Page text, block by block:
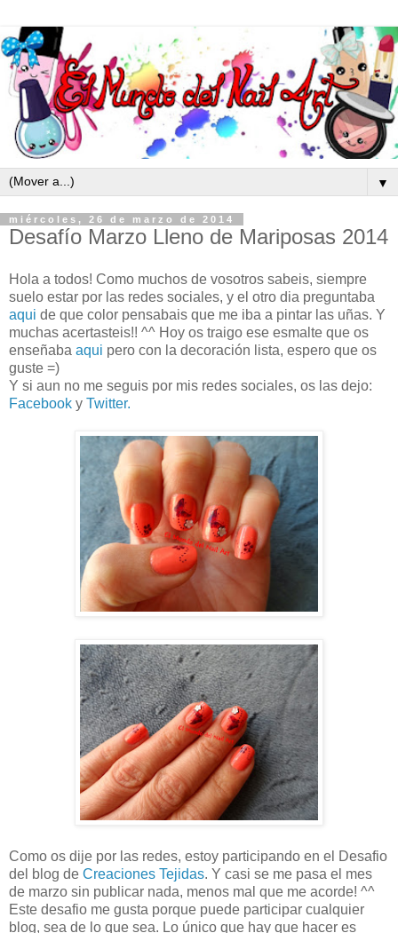
▼
miércoles, 26 de marzo de 2014
Desafío Marzo Lleno de Mariposas 2014
Hola a todos! Como muchos de vosotros sabeis, siempre
suelo estar por las redes sociales, y el otro dia preguntaba
aqui de que color pensabais que me iba a pintar las uñas. Y
muchas acertasteis!! ^^ Hoy os traigo ese esmalte que os
enseñaba aqui pero con la decoración lista, espero que os
guste =)
Y si aun no me seguis por mis redes sociales, os las dejo:
Facebook y Twitter.
Como os dije por las redes, estoy participando en el Desafio
del blog de Creaciones Tejidas. Y casi se me pasa el mes
de marzo sin publicar nada, menos mal que me acorde! ^^
Este desafio me gusta porque puede participar cualquier
blog, sea de lo que sea. Lo único que hay que hacer es